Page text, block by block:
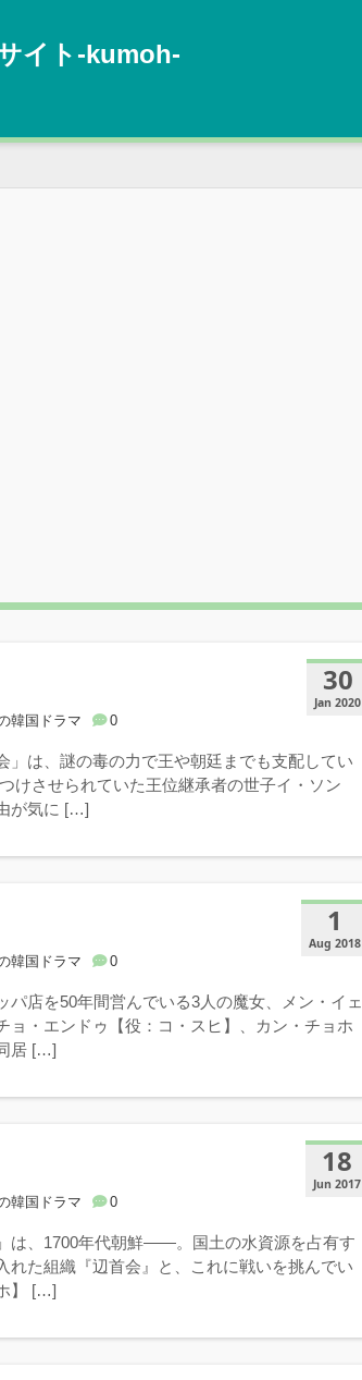
イト‐kumoh‐
30
Jan 2020
韓国ドラマ 0
」は、謎の毒の力で王や朝廷までも支配してい
けさせられていた王位継承者の世子イ・ソン
が気に […]
1
Aug 2018
韓国ドラマ 0
パ店を50年間営んでいる3人の魔女、メン・イ
ョ・エンドゥ【役：コ・スヒ】、カン・チョホ
居 […]
18
Jun 2017
韓国ドラマ 0
は、1700年代朝鮮――。国土の水資源を占有す
れた組織『辺首会』と、これに戦いを挑んでい
】 […]